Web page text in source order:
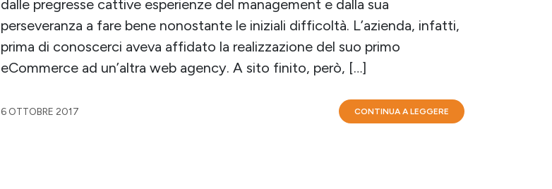
dalle pregresse cattive esperienze del management e dalla sua
perseveranza a fare bene nonostante le iniziali difficoltà. L’azienda, infatti,
prima di conoscerci aveva affidato la realizzazione del suo primo
eCommerce ad un’altra web agency. A sito finito, però, […]
6 OTTOBRE 2017 CONTINUA A LEGGERE